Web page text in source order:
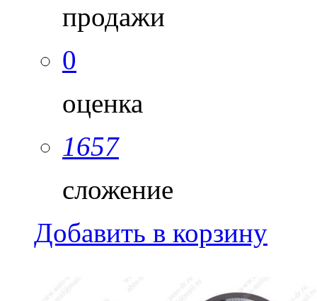
продажи
0
оценка
1657
сложение
Добавить в корзину